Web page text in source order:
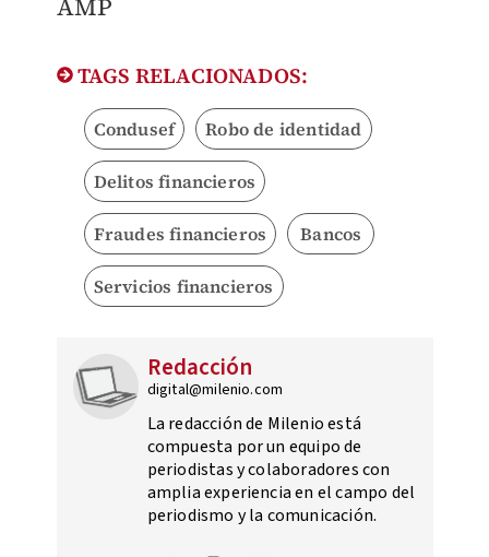
AMP
TAGS RELACIONADOS:
Condusef Robo de identidad
Delitos financieros
Fraudes financieros Bancos
Servicios financieros
Redacción
digital@milenio.com
La redacción de Milenio está
compuesta por un equipo de
periodistas y colaboradores con
amplia experiencia en el campo del
periodismo y la comunicación.